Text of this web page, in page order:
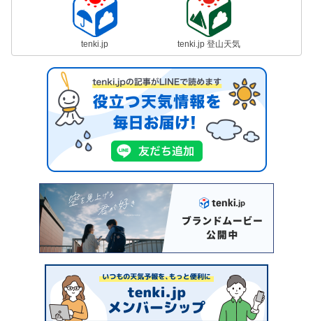
tenki.jp tenki.jp 登山天気